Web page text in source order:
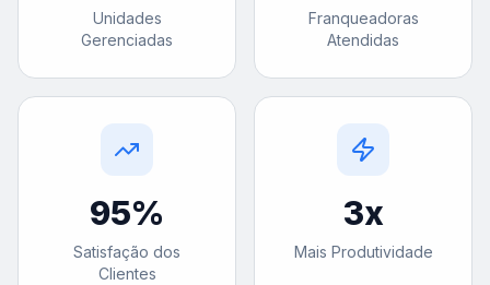
Unidades
Gerenciadas
Franqueadoras
Atendidas
95%
Satisfação dos
Clientes
3x
Mais Produtividade